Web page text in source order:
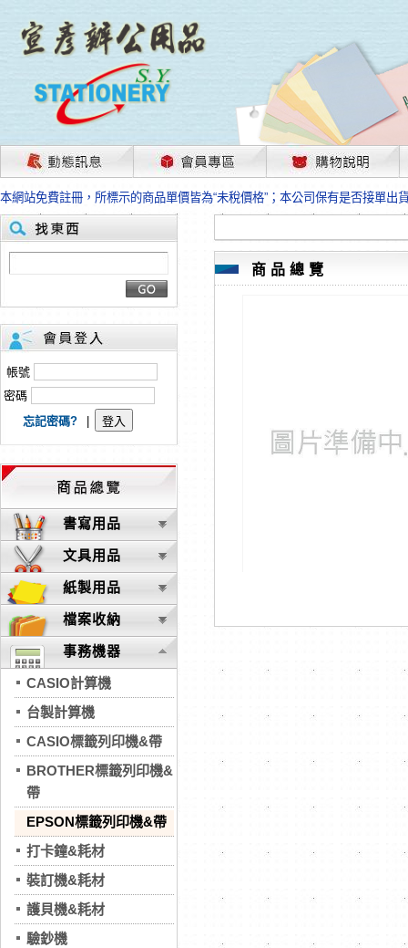
茲因國際情勢變化石油及塑化原物料波動漲幅甚大，部份上游供應商已採取
本網站免費註冊，所標示的商品單價皆為“未稅價格”；本公司保有是否接單出
HP、EPSON、CANON原廠耗材價格浮動，下單前請先跟客服人員確認最新
本網站免費註冊，所標示的商品單價皆為“未稅價格”；本公司保有是否接單出
匯款客戶請注意！因商品繁複來不及發現短缺，遂待客服人員跟您確認訂單
本網站免費註冊，所標示的商品單價皆為“未稅價格”；本公司保有是否接單出
茲因國際情勢變化石油及塑化原物料波動漲幅甚大，部份上游供應商已採取
本網站免費註冊，所標示的商品單價皆為“未稅價格”；本公司保有是否接單出
HP、EPSON、CANON原廠耗材價格浮動，下單前請先跟客服人員確認最新
本網站免費註冊，所標示的商品單價皆為“未稅價格”；本公司保有是否接單出
匯款客戶請注意！因商品繁複來不及發現短缺，遂待客服人員跟您確認訂單
本網站免費註冊，所標示的商品單價皆為“未稅價格”；本公司保有是否接單出
帳號
密碼
忘記密碼?
書寫用品
文具用品
紙製用品
檔案收納
事務機器
CASIO計算機
台製計算機
CASIO標籤列印機&帶
BROTHER標籤列印機&
帶
EPSON標籤列印機&帶
打卡鐘&耗材
裝訂機&耗材
護貝機&耗材
驗鈔機
商品總覽